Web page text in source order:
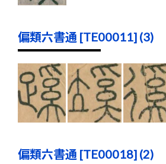
偏類六書通 [TE00011] (3)
偏類六書通 [TE00018] (2)